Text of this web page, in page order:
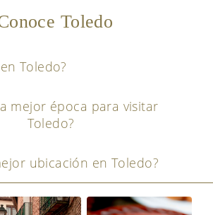
Toledo
Toledo?
mejor época para visitar
Toledo?
ubicación en Toledo?